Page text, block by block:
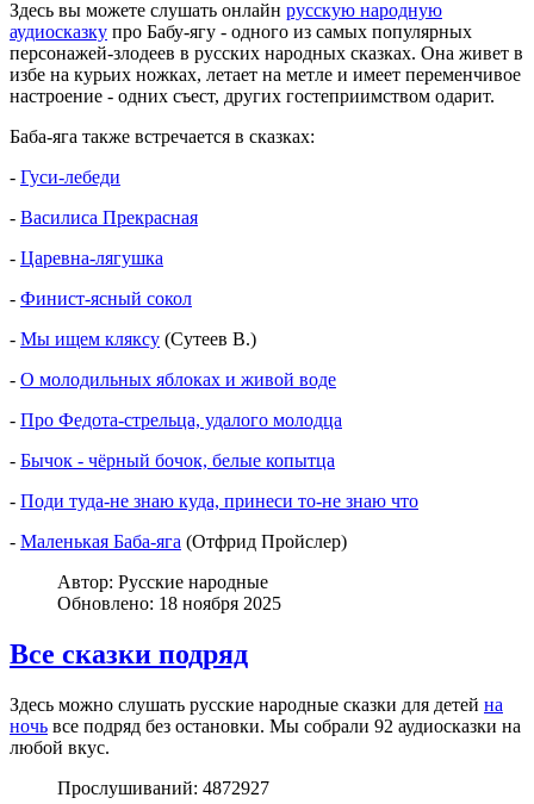
Здесь вы можете слушать онлайн русскую народную
аудиосказку про Бабу-ягу - одного из самых популярных
персонажей-злодеев в русских народных сказках. Она живет в
избе на курьих ножках, летает на метле и имеет переменчивое
настроение - одних съест, других гостеприимством одарит.
Баба-яга также встречается в сказках:
- Гуси-лебеди
- Василиса Прекрасная
- Царевна-лягушка
- Финист-ясный сокол
- Мы ищем кляксу (Сутеев В.)
- О молодильных яблоках и живой воде
- Про Федота-стрельца, удалого молодца
- Бычок - чёрный бочок, белые копытца
- Поди туда-не знаю куда, принеси то-не знаю что
- Маленькая Баба-яга (Отфрид Пройслер)
Автор: Русские народные
Обновлено: 18 ноября 2025
Все сказки подряд
Здесь можно слушать русские народные сказки для детей на
ночь все подряд без остановки. Мы собрали 92 аудиосказки на
любой вкус.
Прослушиваний: 4872927